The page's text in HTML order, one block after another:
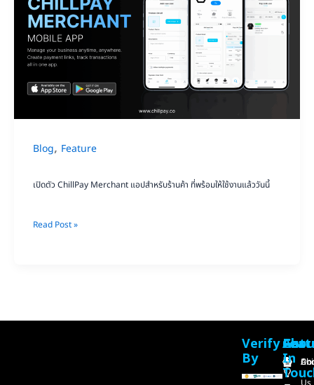
Blog, Feature
เปิดตัว ChillPay Merchant แอปสำหรับร้านค้า ที่พร้อมให้ใช้งานแล้ววันนี้
ChillPay
Merchant
แอ
สำหรับ
พร้อม
ใช้
Read Post »
Verify
By
Get
In